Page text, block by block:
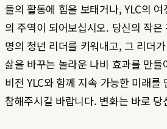
들의 활동에 힘을 보태거나, YLC의
의 주역이 되어보십시오. 당신의 작
명의 청년 리더를 키워내고, 그 리더
삶을 바꾸는 놀라운 나비 효과를 만
비전 YLC와 함께 지속 가능한 미래를
참해주시길 바랍니다. 변화는 바로